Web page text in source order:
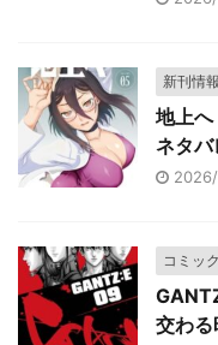
新刊情報
地上
ネタ
コミッ
交わる